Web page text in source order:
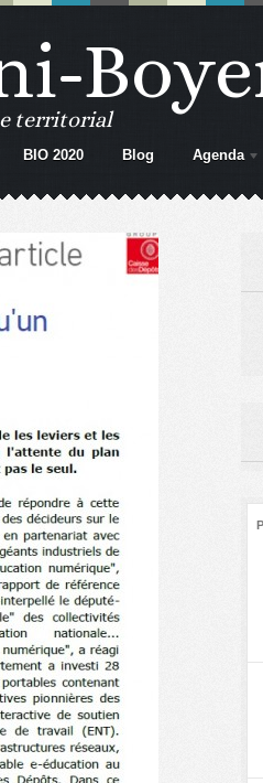
territorial
BIO 2020 Blog Agenda